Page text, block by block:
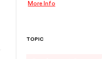
More Info
TOPIC